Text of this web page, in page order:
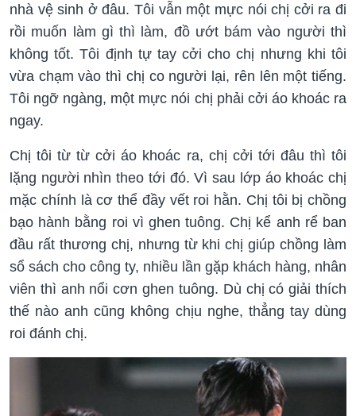
nhà vệ sinh ở đâu. Tôi vẫn một mực nói chị cởi ra đi
rồi muốn làm gì thì làm, đồ ướt bám vào người thì
không tốt. Tôi định tự tay cởi cho chị nhưng khi tôi
vừa chạm vào thì chị co người lại, rên lên một tiếng.
Tôi ngỡ ngàng, một mực nói chị phải cởi áo khoác ra
ngay.
Chị tôi từ từ cởi áo khoác ra, chị cởi tới đâu thì tôi
lặng người nhìn theo tới đó. Vì sau lớp áo khoác chị
mặc chính là cơ thể đầy vết roi hằn. Chị tôi bị chồng
bạo hành bằng roi vì ghen tuông. Chị kể anh rể ban
đầu rất thương chị, nhưng từ khi chị giúp chồng làm
sổ sách cho công ty, nhiều lần gặp khách hàng, nhân
viên thì anh nổi cơn ghen tuông. Dù chị có giải thích
thế nào anh cũng không chịu nghe, thẳng tay dùng
roi đánh chị.